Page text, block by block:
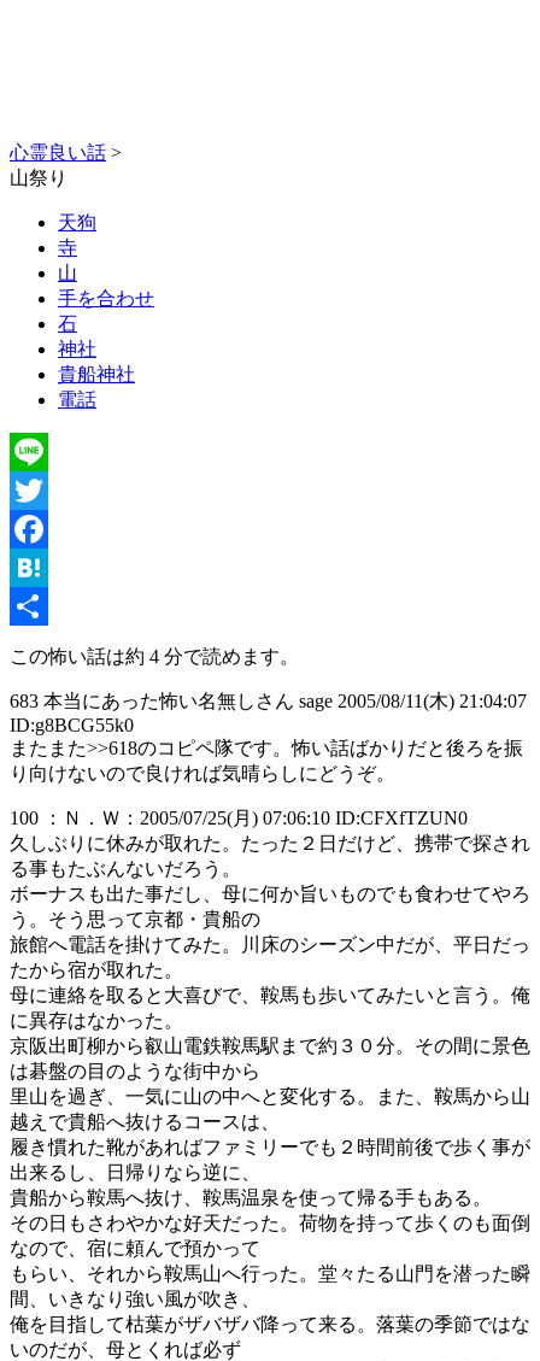
心霊良い話 >
山祭り
天狗
寺
山
手を合わせ
石
神社
貴船神社
電話
Line
Twitter
Facebook
Hatena
この怖い話は約 4 分で読めます。
683 本当にあった怖い名無しさん sage 2005/08/11(木) 21:04:07
ID:g8BCG55k0
またまた>>618のコピペ隊です。怖い話ばかりだと後ろを振
り向けないので良ければ気晴らしにどうぞ。
100 ：Ｎ．Ｗ：2005/07/25(月) 07:06:10 ID:CFXfTZUN0
久しぶりに休みが取れた。たった２日だけど、携帯で探され
る事もたぶんないだろう。
ボーナスも出た事だし、母に何か旨いものでも食わせてやろ
う。そう思って京都・貴船の
旅館へ電話を掛けてみた。川床のシーズン中だが、平日だっ
たから宿が取れた。
母に連絡を取ると大喜びで、鞍馬も歩いてみたいと言う。俺
に異存はなかった。
京阪出町柳から叡山電鉄鞍馬駅まで約３０分。その間に景色
は碁盤の目のような街中から
里山を過ぎ、一気に山の中へと変化する。また、鞍馬から山
越えで貴船へ抜けるコースは、
履き慣れた靴があればファミリーでも２時間前後で歩く事が
出来るし、日帰りなら逆に、
貴船から鞍馬へ抜け、鞍馬温泉を使って帰る手もある。
その日もさわやかな好天だった。荷物を持って歩くのも面倒
なので、宿に頼んで預かって
もらい、それから鞍馬山へ行った。堂々たる山門を潜った瞬
間、いきなり強い風が吹き、
俺を目指して枯葉がザバザバ降って来る。落葉の季節ではな
いのだが、母とくれば必ず